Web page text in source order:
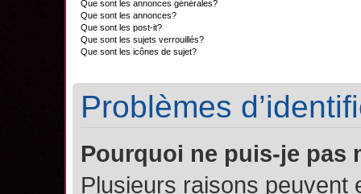
Que sont les annonces générales?
Que sont les annonces?
Que sont les post-it?
Que sont les sujets verrouillés?
Que sont les icônes de sujet?
Problèmes
Pourquoi ne puis-je pas
Plusieurs raisons peuvent